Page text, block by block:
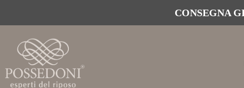
CONSEGNA